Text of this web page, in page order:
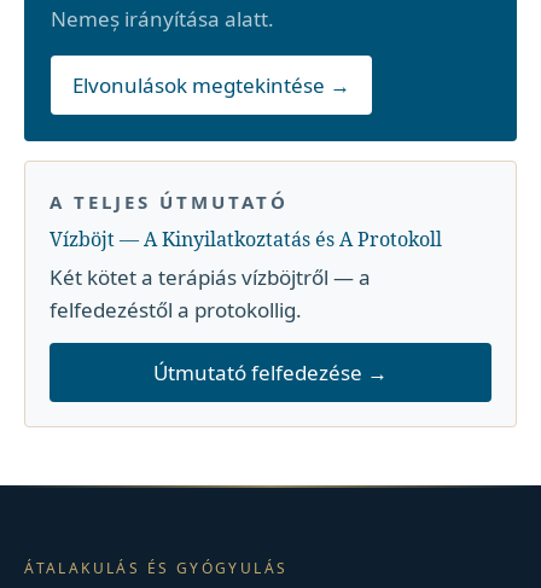
Nemeș irányítása alatt.
Elvonulások megtekintése →
A TELJES ÚTMUTATÓ
Vízböjt — A Kinyilatkoztatás és A Protokoll
Két kötet a terápiás vízböjtről — a
felfedezéstől a protokollig.
Útmutató felfedezése →
ÁTALAKULÁS ÉS GYÓGYULÁS